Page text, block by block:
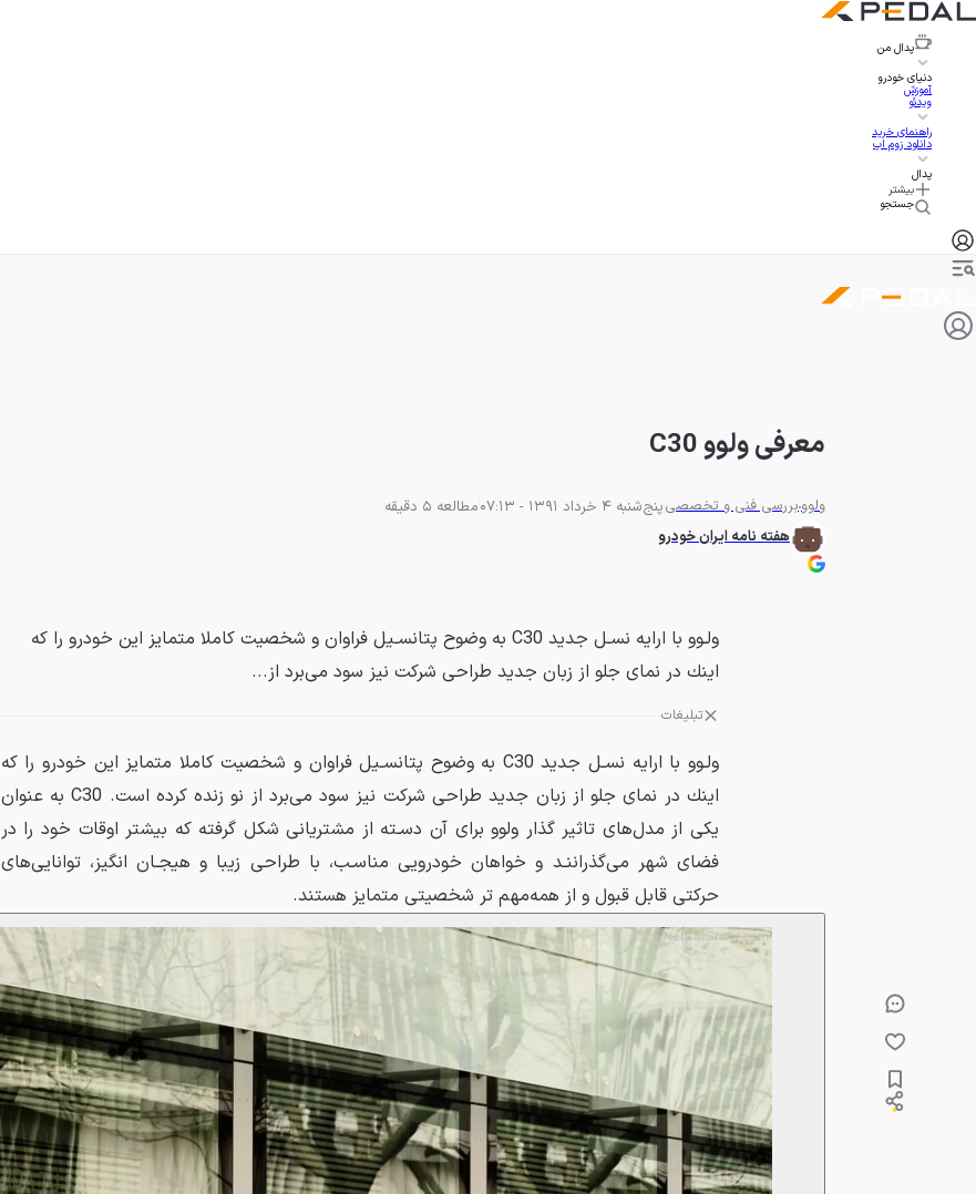
پدال من
دنیای خودرو
آموزش
ویدئو
راهنمای خرید
دانلود زوم اپ
پدال
بیشتر
جستجو
معرفی ولوو C30
ولووبررسی فنی و تخصصیپنج‌شنبه 4 خرداد 1391 - 07:13
مطالعه 5 دقیقه
هفته نامه ایران خودرو
ﻭﻟـﻮﻭ ﺑﺎ ﺍﺭﺍﻳﻪ ﻧﺴـﻞ ﺟﺪﻳﺪ C30 ﺑﻪ ﻭﺿﻮﺡ ﭘﺘﺎﻧﺴـﻴﻞ ﻓﺮﺍﻭﺍﻥ ﻭ ﺷﺨﺼﻴﺖ ﻛﺎﻣﻼ ﻣﺘﻤﺎﻳﺰ ﺍﻳﻦ ﺧﻮﺩﺭﻭ ﺭﺍ ﻛﻪ
ﺍﻳﻨﻚ ﺩﺭ ﻧﻤﺎﻯ ﺟﻠﻮ ﺍﺯ ﺯﺑﺎﻥ ﺟﺪﻳﺪ ﻃﺮﺍﺣﻰ ﺷﺮﻛﺖ ﻧﻴﺰ ﺳﻮﺩ ﻣﻰﺑﺮﺩ ﺍﺯ...
تبلیغات
ﻭﻟـﻮﻭ ﺑﺎ ﺍﺭﺍﻳﻪ ﻧﺴـﻞ ﺟﺪﻳﺪ C30 ﺑﻪ ﻭﺿﻮﺡ ﭘﺘﺎﻧﺴـﻴﻞ ﻓﺮﺍﻭﺍﻥ ﻭ ﺷﺨﺼﻴﺖ ﻛﺎﻣﻼ ﻣﺘﻤﺎﻳﺰ ﺍﻳﻦ ﺧﻮﺩﺭﻭ ﺭﺍ ﻛﻪ
ﺍﻳﻨﻚ ﺩﺭ ﻧﻤﺎﻯ ﺟﻠﻮ ﺍﺯ ﺯﺑﺎﻥ ﺟﺪﻳﺪ ﻃﺮﺍﺣﻰ ﺷﺮﻛﺖ ﻧﻴﺰ ﺳﻮﺩ ﻣﻰﺑﺮﺩ ﺍﺯ ﻧﻮ ﺯﻧﺪﻩ ﻛﺮﺩﻩ ﺍﺳﺖ. C30 ﺑﻪ ﻋﻨﻮﺍﻥ
ﻳﻜﻰ ﺍﺯ ﻣﺪﻝﻫﺎﻯ ﺗﺎﺛﻴﺮ ﮔﺬﺍﺭ ﻭﻟﻮﻭ ﺑﺮﺍﻯ ﺁﻥ ﺩﺳـﺘﻪ ﺍﺯ ﻣﺸﺘﺮﻳﺎﻧﻰ ﺷﻜﻞ ﮔﺮﻓﺘﻪ ﻛﻪ ﺑﻴﺸﺘﺮ ﺍﻭﻗﺎﺕ ﺧﻮﺩ ﺭﺍ ﺩﺭ
ﻓﻀﺎﻯ ﺷﻬﺮ ﻣﻰﮔﺬﺭﺍﻧﻨـﺪ ﻭ ﺧﻮﺍﻫﺎﻥ ﺧﻮﺩﺭﻭﻳﻰ ﻣﻨﺎﺳـﺐ، ﺑﺎ ﻃﺮﺍﺣﻰ ﺯﻳﺒﺎ ﻭ ﻫﻴﺠـﺎﻥ ﺍﻧﮕﻴﺰ، ﺗﻮﺍﻧﺎﻳﻰﻫﺎﻯ
ﺣﺮﻛﺘﻰ ﻗﺎﺑﻞ ﻗﺒﻮﻝ ﻭ ﺍﺯ ﻫﻤﻪﻣﻬﻢ ﺗﺮ ﺷﺨﺼﻴﺘﻰ ﻣﺘﻤﺎﻳﺰ ﻫﺴﺘﻨﺪ.